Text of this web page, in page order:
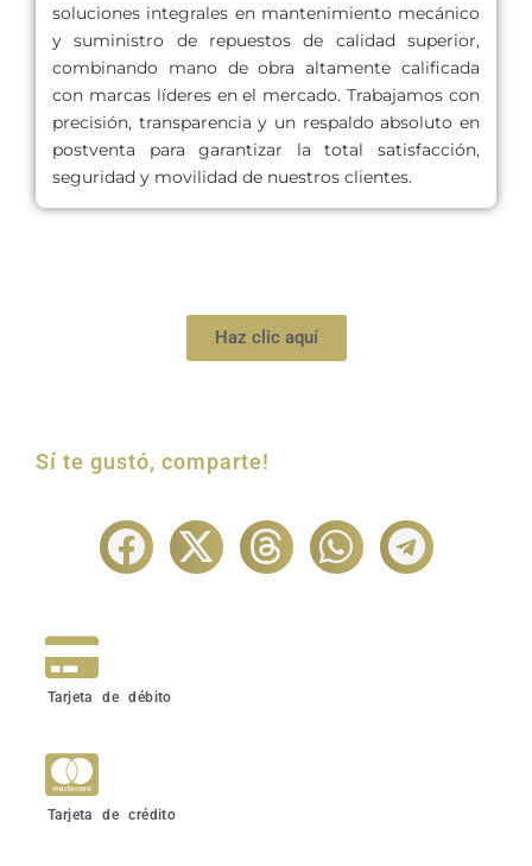
soluciones integrales en mantenimiento mecánico
y suministro de repuestos de calidad superior,
combinando mano de obra altamente calificada
con marcas líderes en el mercado. Trabajamos con
precisión, transparencia y un respaldo absoluto en
postventa para garantizar la total satisfacción,
seguridad y movilidad de nuestros clientes.
Haz clic aquí
Sí te gustó, comparte!
Tarjeta de débito
Tarjeta de crédito